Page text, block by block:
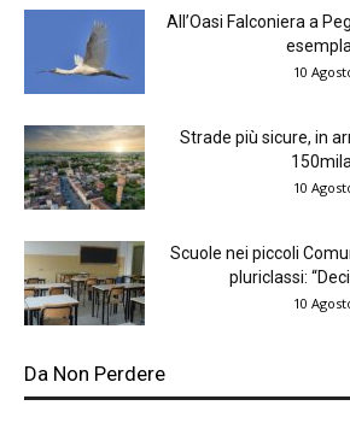
All’Oasi Falconiera a
10
Strade più sicure, in
10
Scuole nei piccoli
pluriclassi:
10
Da Non Perdere